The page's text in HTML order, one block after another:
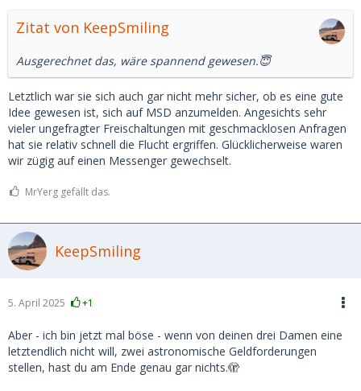
Zitat von KeepSmiling
Ausgerechnet das, wäre spannend gewesen.😇
Letztlich war sie sich auch gar nicht mehr sicher, ob es eine gute
Idee gewesen ist, sich auf MSD anzumelden. Angesichts sehr
vieler ungefragter Freischaltungen mit geschmacklosen Anfragen
hat sie relativ schnell die Flucht ergriffen. Glücklicherweise waren
wir zügig auf einen Messenger gewechselt.
MrYerg gefällt das.
KeepSmiling
5. April 2025 +1
Aber - ich bin jetzt mal böse - wenn von deinen drei Damen eine
letztendlich nicht will, zwei astronomische Geldforderungen
stellen, hast du am Ende genau gar nichts.🫣